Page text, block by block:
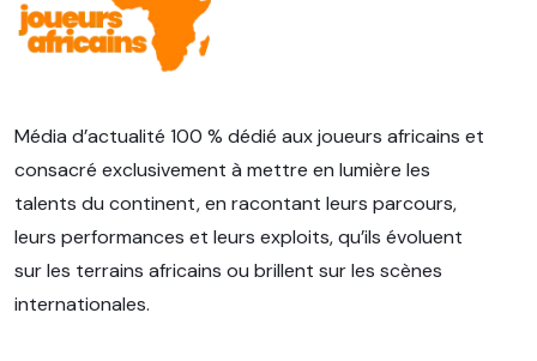
Média d’actualité 100 % dédié aux joueurs africains et
consacré exclusivement à mettre en lumière les
talents du continent, en racontant leurs parcours,
leurs performances et leurs exploits, qu’ils évoluent
sur les terrains africains ou brillent sur les scènes
internationales.